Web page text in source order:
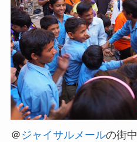
＠ ジャイサルメールの街中